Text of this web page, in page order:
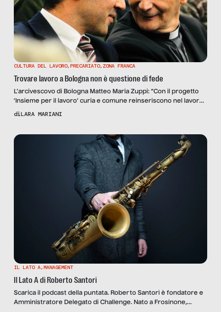
CULTURA DEL LAVORO,PRECARIATO, ZONA FRANCA
Trovare lavoro a Bologna non è questione di fede
L’arcivescovo di Bologna Matteo Maria Zuppi: “Con il progetto
‘Insieme per il lavoro’ curia e comune reinseriscono nel lavoro
persone fragili partendo dai loro bisogni”. L’assessore al lavoro
attive del lavoro”.
diLARA MARIANI
IL LATO A,MANAGEMENT
Il Lato A di Roberto Santori
Scarica il podcast della puntata. Roberto Santori è fondatore e
Amministratore Delegato di Challenge. Nato a Frosinone,